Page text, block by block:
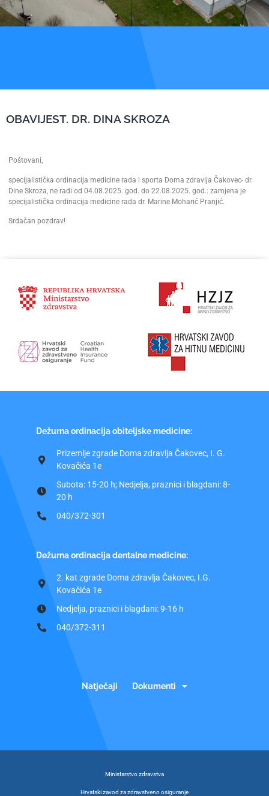
OBAVIJEST. DR. DINA SKROZA
Poštovani,
specijalistička ordinacija medicine rada i sporta Doma zdravlja Čakovec- dr.
Dine Skroza, ne radi od 04.08.2025. god. do 22.08.2025. god.: zamjena je
specijalistička ordinacija medicine rada dr. Marine Moharić Pranjić.
Srdačan pozdrav!
Dežurna ordinacija obiteljske medicine:
Prizemlje zgrade Doma zdravlja Čakovec, I. G.
Kovačića 1e
Subota: 15-20 h; Nedjelja, praznici i blagdani: 8-
20 h
040/372-301
Dežurna ordinacija dentalne medicine:
2. kat zgrade Doma zdravlja Čakovec, I.G.
Kovačića 1e
Nedjelja, praznici i blagdani: 9-16 h
040/372-311
Natječaji Dokumenti
Ministarstvo zdravstva
Hrvatski zavod za zdravstveno osiguranje